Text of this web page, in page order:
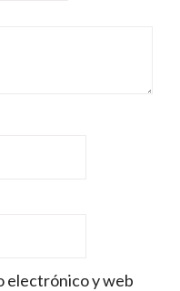
electrónico y web